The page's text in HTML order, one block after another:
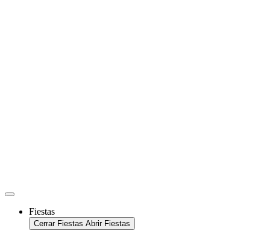
Fiestas
Cerrar Fiestas Abrir Fiestas